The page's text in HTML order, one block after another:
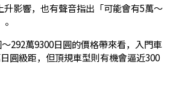
影響，也有聲音指出「可能會有5萬～
292萬9300日圓的價格帶來看，入門車
圓級距，但頂規車型則有機會逼近300